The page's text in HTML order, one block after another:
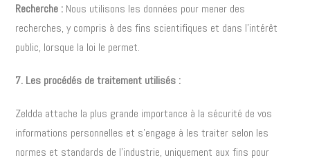
Recherche : Nous utilisons les données pour mener des
recherches, y compris à des fins scientifiques et dans l’intérêt
public, lorsque la loi le permet.
7. Les procédés de traitement utilisés :
Zeldda attache la plus grande importance à la sécurité de vos
informations personnelles et s’engage à les traiter selon les
normes et standards de l’industrie, uniquement aux fins pour